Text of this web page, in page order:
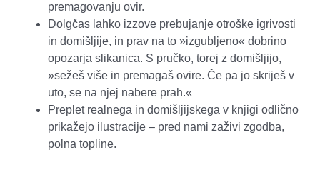
premagovanju ovir.
Dolgčas lahko izzove prebujanje otroške igrivosti
in domišljije, in prav na to »izgubljeno« dobrino
opozarja slikanica. S pručko, torej z domišljijo,
»sežeš više in premagaš ovire. Če pa jo skriješ v
uto, se na njej nabere prah.«
Preplet realnega in domišljijskega v knjigi odlično
prikažejo ilustracije – pred nami zaživi zgodba,
polna topline.